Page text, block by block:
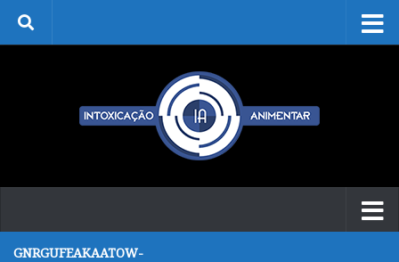
Skip to content
GNRGUFEAKAATOW-